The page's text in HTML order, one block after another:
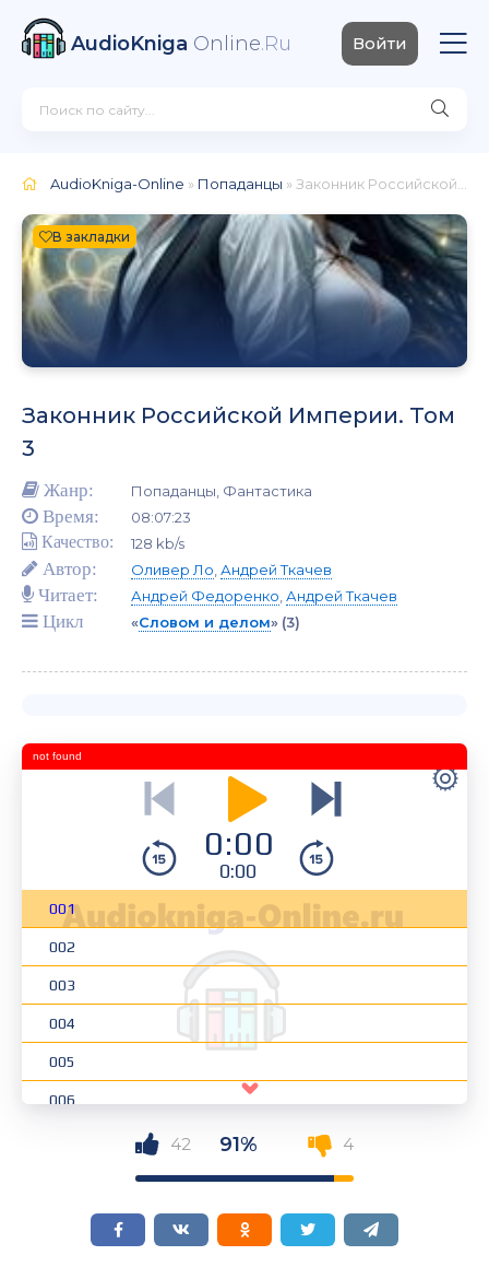
AudioKniga Online.Ru Войти
AudioKniga-Online » Попаданцы » Законник Российской Империи. Том 3
В закладки
Законник Российской Империи. Том
3
Жанр: Попаданцы, Фантастика
Время: 08:07:23
Качество: 128 kb/s
Автор: Оливер Ло Андрей Ткачев
Читает: Андрей Федоренко Андрей Ткачев
Цикл «Словом и делом» (3)
0:00
0:00
001
002
003
004
005
006
not found
42 91% 4